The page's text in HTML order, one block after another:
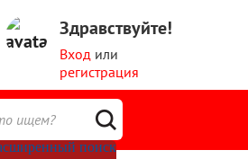
Здравствуйте!
Вход или
регистрация